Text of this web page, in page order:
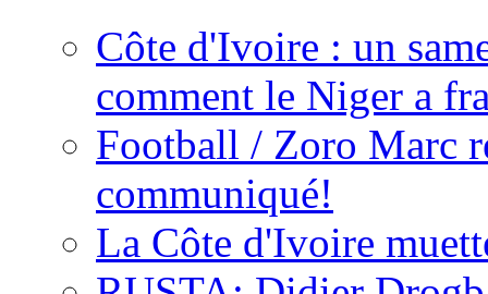
Côte d'Ivoire : un
comment le Niger a
Football / Zoro Marc
communiqué!
La Côte d'Ivoire